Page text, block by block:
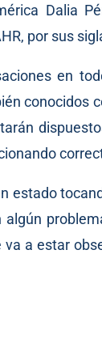
Dalia
por sus
en
conocidos
estado
a estar